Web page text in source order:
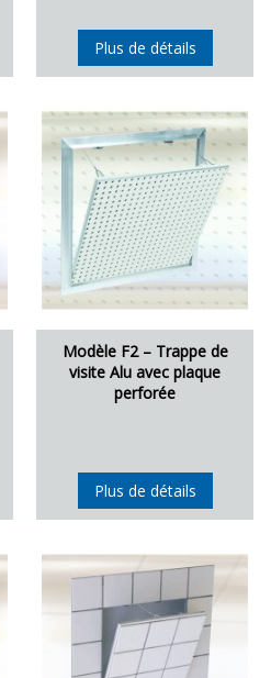
Plus de détails
Modèle F2 – Trappe de
visite Alu avec plaque
perforée
Plus de détails